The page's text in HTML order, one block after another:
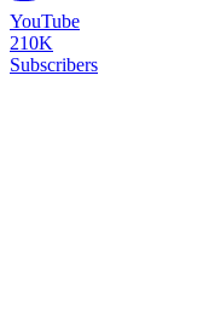
YouTube
210K
Subscribers